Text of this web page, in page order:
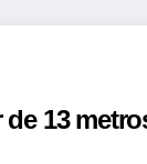
13